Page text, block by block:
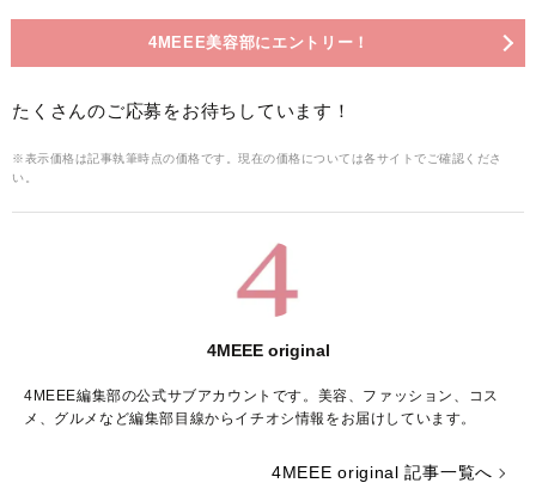
4MEEE美容部にエントリー！
たくさんのご応募をお待ちしています！
※表示価格は記事執筆時点の価格です。現在の価格については各サイトでご確認くださ
い。
4MEEE original
4MEEE編集部の公式サブアカウントです。美容、ファッション、コス
メ、グルメなど編集部目線からイチオシ情報をお届けしています。
4MEEE original 記事一覧へ